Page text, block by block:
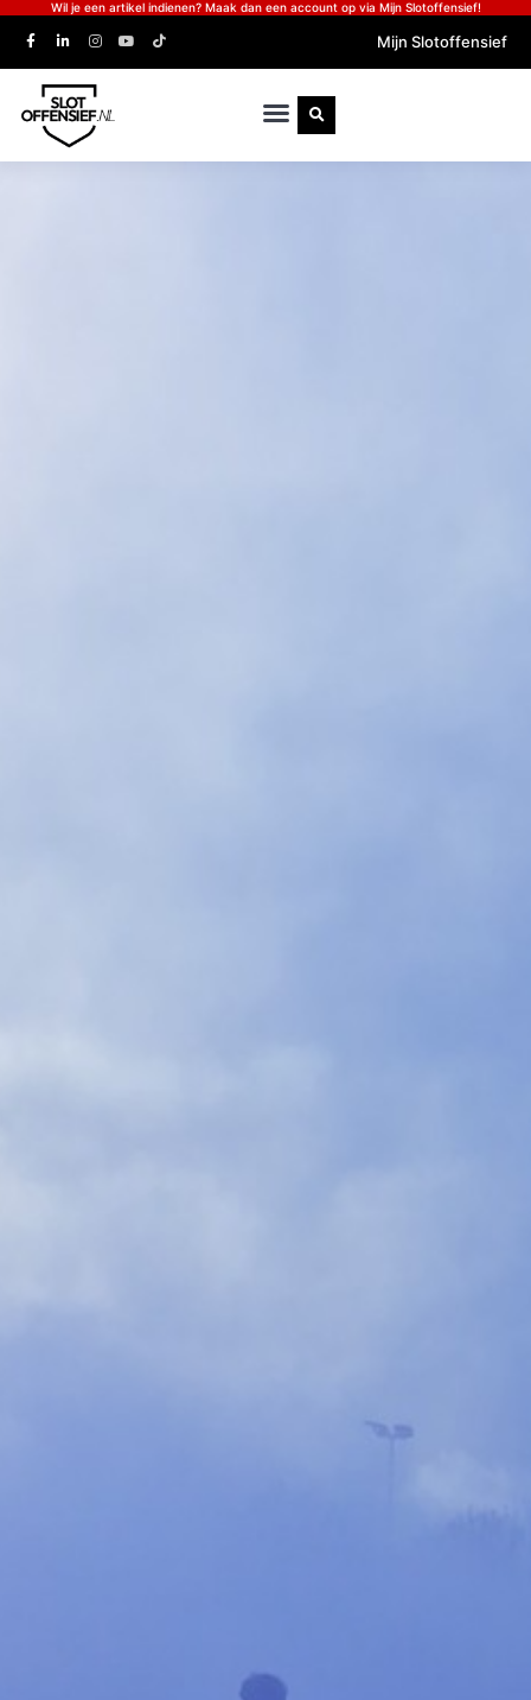
Wil je een artikel indienen? Maak dan een account op via Mijn Slotoffensief!
Mijn Slotoffensief